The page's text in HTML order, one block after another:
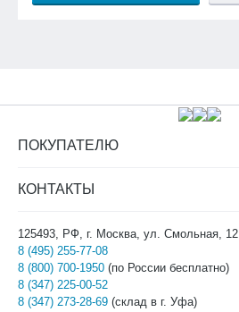
ПОКУПАТЕЛЮ
КОНТАКТЫ
125493, РФ, г. Москва, ул. Смольная, 12
8 (495) 255-77-08
8 (800) 700-1950 (по России бесплатно)
8 (347) 225-00-52
8 (347) 273-28-69 (склад в г. Уфа)